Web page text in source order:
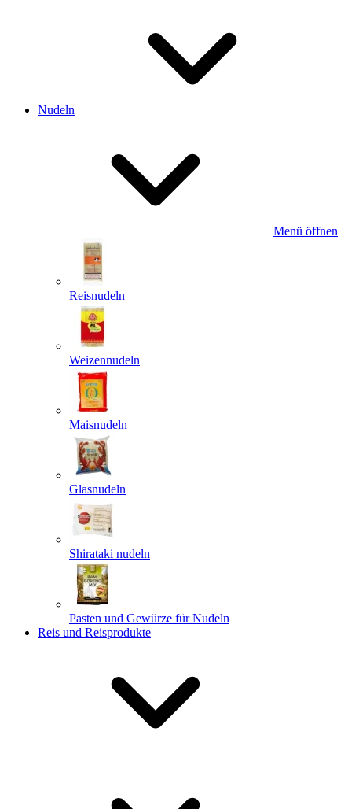
Nudeln
Menü öffnen
Reisnudeln
Weizennudeln
Maisnudeln
Glasnudeln
Shirataki nudeln
Pasten und Gewürze für Nudeln
Reis und Reisprodukte